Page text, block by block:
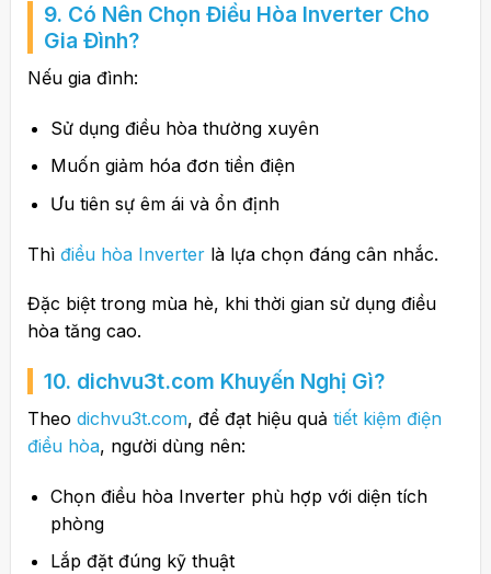
9. Có Nên Chọn Điều Hòa Inverter Cho
Gia Đình?
Nếu gia đình:
Sử dụng điều hòa thường xuyên
Muốn giảm hóa đơn tiền điện
Ưu tiên sự êm ái và ổn định
Thì điều hòa Inverterlà lựa chọn đáng cân nhắc.
Đặc biệt trong mùa hè, khi thời gian sử dụng điều
hòa tăng cao.
10. dichvu3t.com Khuyến Nghị Gì?
Theo dichvu3t.com, để đạt hiệu quả tiết kiệm điện
điều hòa, người dùng nên:
Chọn điều hòa Inverter phù hợp với diện tích
phòng
Lắp đặt đúng kỹ thuật